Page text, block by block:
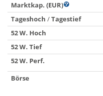
Marktkap. (EUR)
Tageshoch /Tagestief
52 W. Hoch
52 W. Tief
52 W. Perf.
Börse